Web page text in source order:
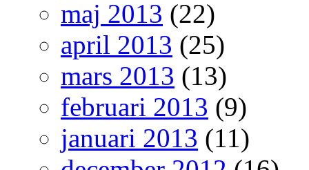
maj 2013 (22)
april 2013 (25)
mars 2013 (13)
februari 2013 (9)
januari 2013 (11)